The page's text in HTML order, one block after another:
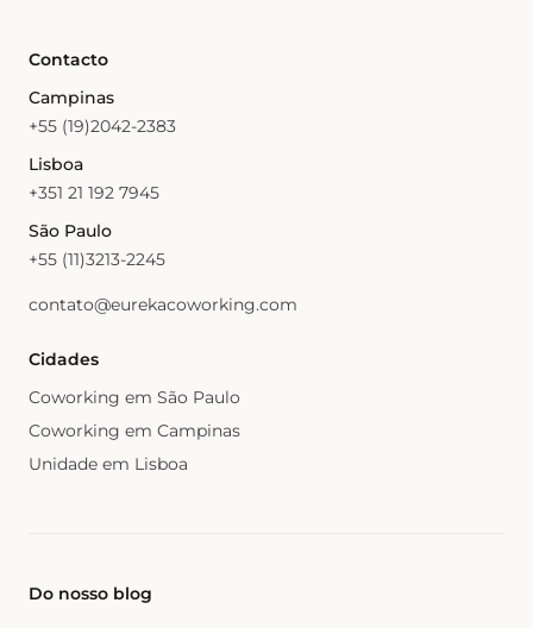
Contacto
Campinas
+55 (19)2042-2383
Lisboa
+351 21 192 7945
São Paulo
+55 (11)3213-2245
contato@eurekacoworking.com
Cidades
Coworking em São Paulo
Coworking em Campinas
Unidade em Lisboa
Do nosso blog